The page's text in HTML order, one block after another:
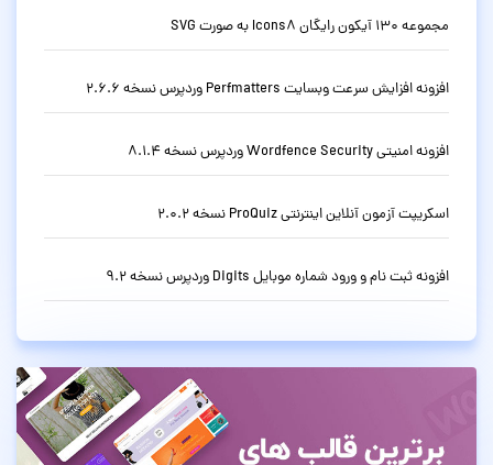
مجموعه 130 آیکون رایگان Icons8 به صورت SVG
افزونه افزایش سرعت وبسایت Perfmatters وردپرس نسخه 2.6.6
افزونه امنیتی Wordfence Security وردپرس نسخه 8.1.4
اسکریپت آزمون آنلاین اینترنتی ProQuiz نسخه 2.0.2
افزونه ثبت نام و ورود شماره موبایل Digits وردپرس نسخه 9.2